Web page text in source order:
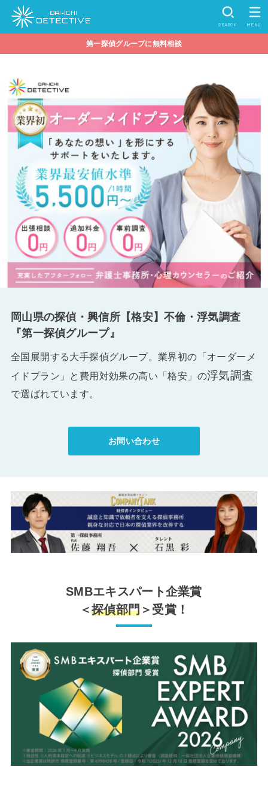
SEARCH MENU
第一探偵グループに無料相談
岡山県の探偵・興信所【格安】不倫・浮気調査
『第一探偵グループ』
全国展開する大手探偵グループ。業界初の「オーダーメ
イドプラン」と費用対効果の高い「格安」の浮気調査
で選ばれています。
お問い合わせ
SMBエキスパート企業賞
＜探偵部門 ＞受賞！